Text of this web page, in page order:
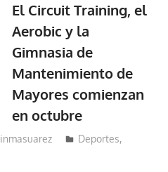
El Circuit Training, el
Aerobic y la
Gimnasia de
Mantenimiento de
Mayores comienzan
en octubre
inmasuarez Deportes,